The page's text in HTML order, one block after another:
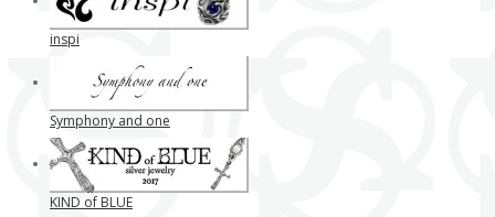
inspi
Symphony and one
KIND of BLUE